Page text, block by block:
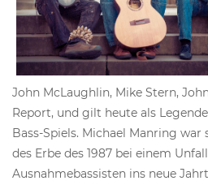
John McLaughlin, Mike Stern,
Report, und gilt heute als
Bass-Spiels. Michael Manring war
des Erbe des 1987 bei einem
Ausnahmebassisten ins neue